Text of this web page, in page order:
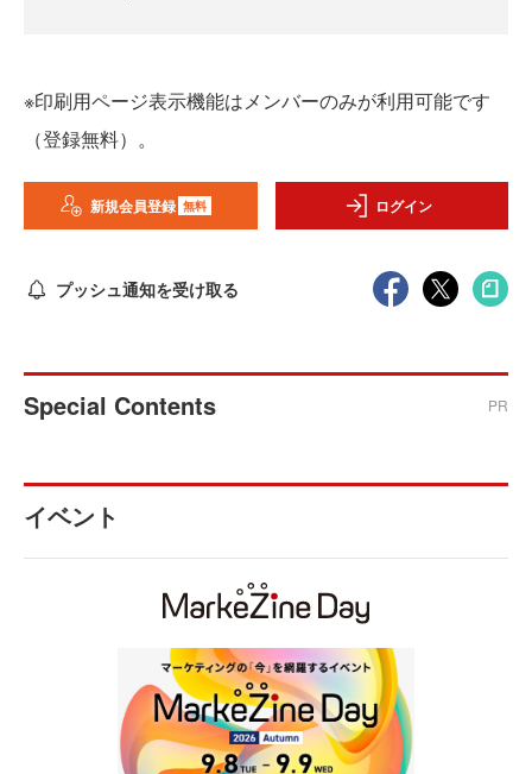
※印刷用ページ表示機能はメンバーのみが利用可能です
（登録無料）。
新規会員登録 無料 ログイン
プッシュ通知を受け取る
Special Contents PR
イベント